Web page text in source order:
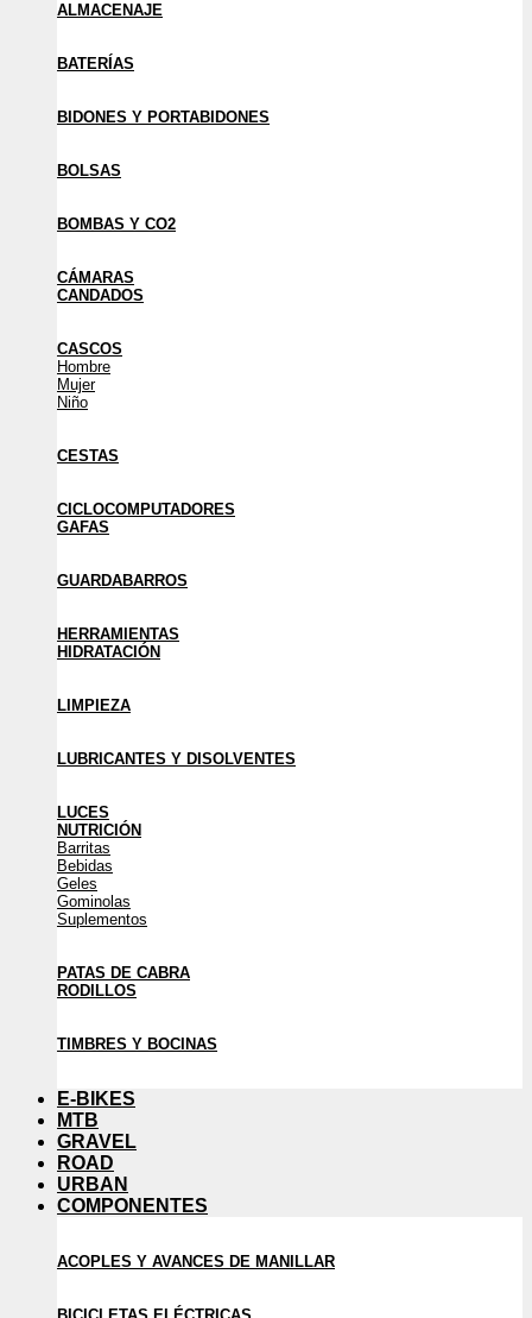
ALMACENAJE
BATERÍAS
BIDONES Y PORTABIDONES
BOLSAS
BOMBAS Y CO2
CÁMARAS
CANDADOS
CASCOS
Hombre
Mujer
Niño
CESTAS
CICLOCOMPUTADORES
GAFAS
GUARDABARROS
HERRAMIENTAS
HIDRATACIÓN
LIMPIEZA
LUBRICANTES Y DISOLVENTES
LUCES
NUTRICIÓN
Barritas
Bebidas
Geles
Gominolas
Suplementos
PATAS DE CABRA
RODILLOS
TIMBRES Y BOCINAS
E-BIKES
MTB
GRAVEL
ROAD
URBAN
COMPONENTES
ACOPLES Y AVANCES DE MANILLAR